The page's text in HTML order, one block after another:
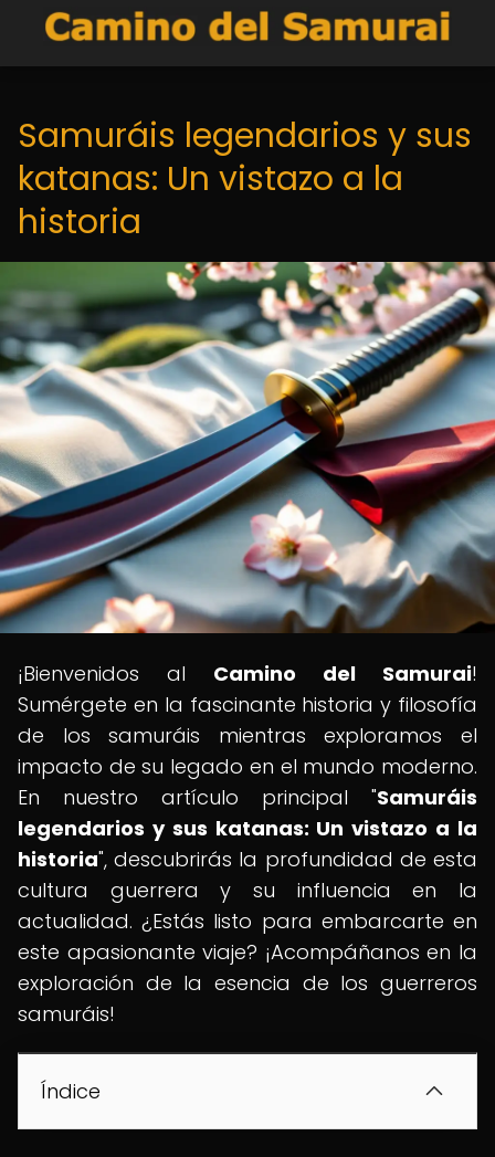
Samuráis legendarios y sus
katanas: Un vistazo a la
historia
¡Bienvenidos al Camino del Samurai!
Sumérgete en la fascinante historia y filosofía
de los samuráis mientras exploramos el
impacto de su legado en el mundo moderno.
En nuestro artículo principal "Samuráis
legendarios y sus katanas: Un vistazo a la
historia", descubrirás la profundidad de esta
cultura guerrera y su influencia en la
actualidad. ¿Estás listo para embarcarte en
este apasionante viaje? ¡Acompáñanos en la
exploración de la esencia de los guerreros
samuráis!
Índice